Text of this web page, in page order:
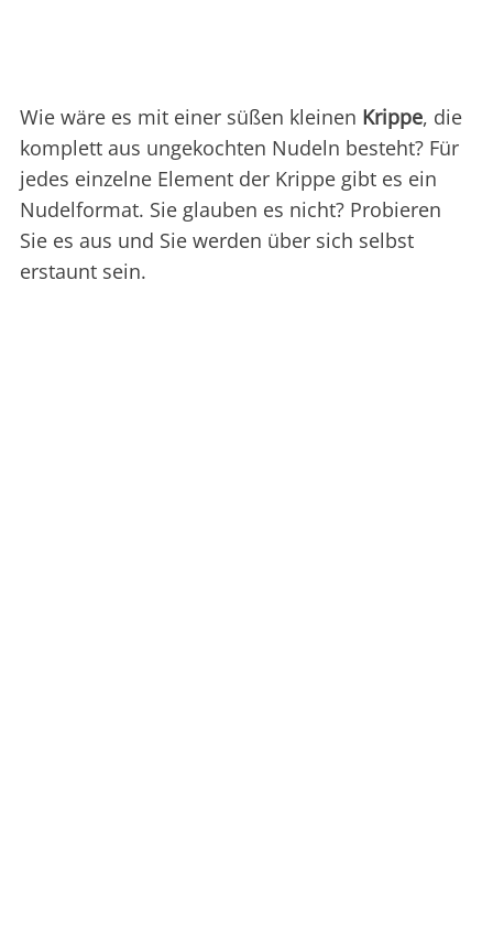
Wie wäre es mit einer süßen kleinen Krippe, die
komplett aus ungekochten Nudeln besteht? Für
jedes einzelne Element der Krippe gibt es ein
Nudelformat. Sie glauben es nicht? Probieren
Sie es aus und Sie werden über sich selbst
erstaunt sein.